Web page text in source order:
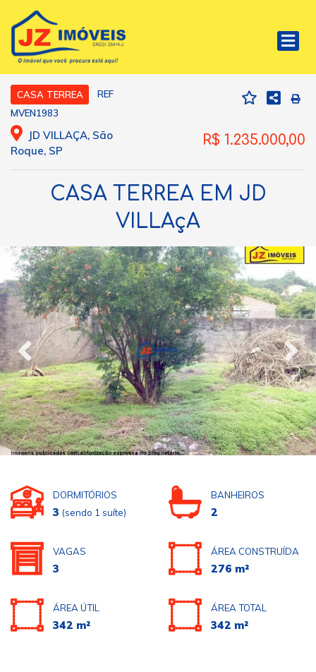
CASA TERREA
REF
MVEN1983
JD VILLAÇA, São
Roque, SP
R$ 1.235.000,00
CASA TERREA EM JD
VILLAçA
DORMITÓRIOS
3 (sendo 1 suíte)
BANHEIROS
2
VAGAS
3
ÁREA CONSTRUÍDA
276 m²
ÁREA ÚTIL
342 m²
ÁREA TOTAL
342 m²